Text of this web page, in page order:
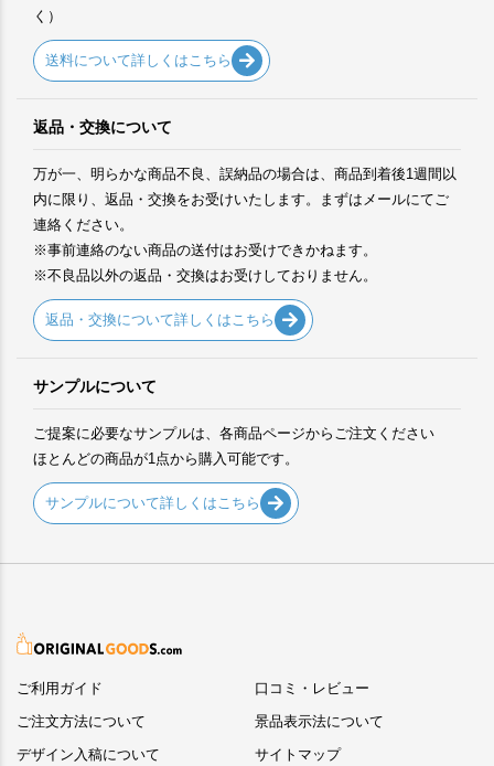
く）
送料について詳しくはこちら
返品・交換について
万が一、明らかな商品不良、誤納品の場合は、商品到着後1週間以
内に限り、返品・交換をお受けいたします。まずはメールにてご
連絡ください。
※事前連絡のない商品の送付はお受けできかねます。
※不良品以外の返品・交換はお受けしておりません。
返品・交換について詳しくはこちら
サンプルについて
ご提案に必要なサンプルは、各商品ページからご注文ください
ほとんどの商品が1点から購入可能です。
サンプルについて詳しくはこちら
ご利用ガイド
ご注文方法について
デザイン入稿について
口コミ・レビュー
景品表示法について
サイトマップ